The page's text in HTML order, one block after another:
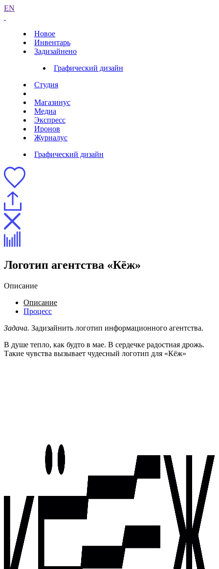
EN
Новое
Инвентарь
Задизайнено
Графический дизайн
Студия
Магазинус
Медиа
Экспресс
Иронов
Журналус
Графический дизайн
Логотип агентства «Кёж»
Описание
Описание
Процесс
Задача. Задизайнить логотип информационного агентства.
В душе тепло, как будто в мае. В сердечке радостная дрожь.
Такие чувства вызывает чудесный логотип для «Кёж»